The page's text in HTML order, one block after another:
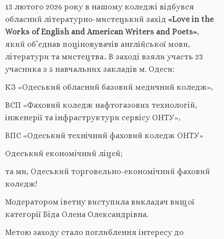
13 лютого 2026 року в нашому коледжі відбувся
обласний літературно-мистецький захід «Love in the
Works of English and American Writers and Poets»,
який об’єднав поціновувачів англійської мови,
літератури та мистецтва.. В заході взяли участь 23
учасника з 5 навчальних закладів м. Одеси:
КЗ «Одеський обласний базовий медичний коледж»,
ВСП «Фаховий коледж нафтогазових технологій,
інженерії та інфраструктури сервісу ОНТУ»,
ВПС «Одеський технічний фаховий коледж ОНТУ»
Одеський економічний ліцей;
та ми, Одеський торговельно-економічний фаховий
коледж!
Модератором іветну виступила викладач вищої
категорії Біда Олена Олександрівна.
Метою заходу стало поглиблення інтересу до